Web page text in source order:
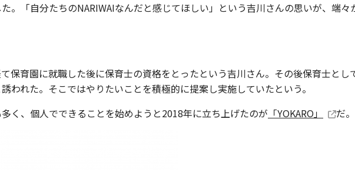
。「自分たちのNARIWAIなんだと感じてほしい」という吉川さんの思いが、端
保育園に就職した後に保育士の資格をとったという吉川さん。その後保育士と
われた。そこではやりたいことを積極的に提案し実施していたという。
く、個人でできることを始めようと2018年に立ち上げたのが 「YOKARO」 だ。